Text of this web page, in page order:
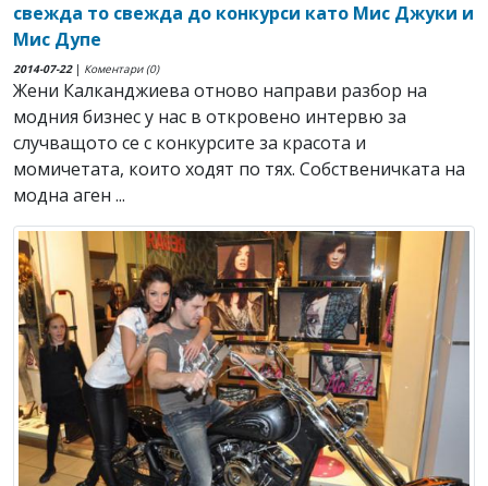
свежда то свежда до конкурси като Мис Джуки и
Мис Дупе
2014-07-22| Коментари (0)
Жени Калканджиева отново направи разбор на
модния бизнес у нас в откровено интервю за
случващото се с конкурсите за красота и
момичетата, които ходят по тях. Собственичката на
модна аген ...